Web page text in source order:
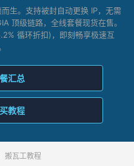
生。支持被封自动更换 IP，无需
顶级链路，全线套餐现货在售。
循环折扣)，即刻畅享极速互
汇总
教程
搬瓦工教程